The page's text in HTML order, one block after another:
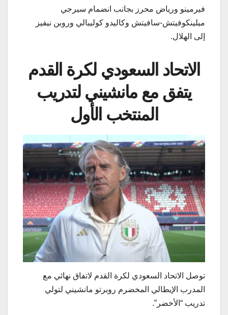
فيرمينو ورياض محرز بجانب انضمام سيرجي
ميلينكوفيتش-سافيتش وكاليدو كوليبالي وروبن نيفيز
إلى الهلال.
الاتحاد السعودي لكرة القدم
يتفق مع مانشيني لتدريب
المنتخب الأول
توصل الاتحاد السعودي لكرة القدم لاتفاق نهائي مع
المدرب الإيطالي المخضرم روبرتو مانشيني لتولي
تدريب “الأخضر”.